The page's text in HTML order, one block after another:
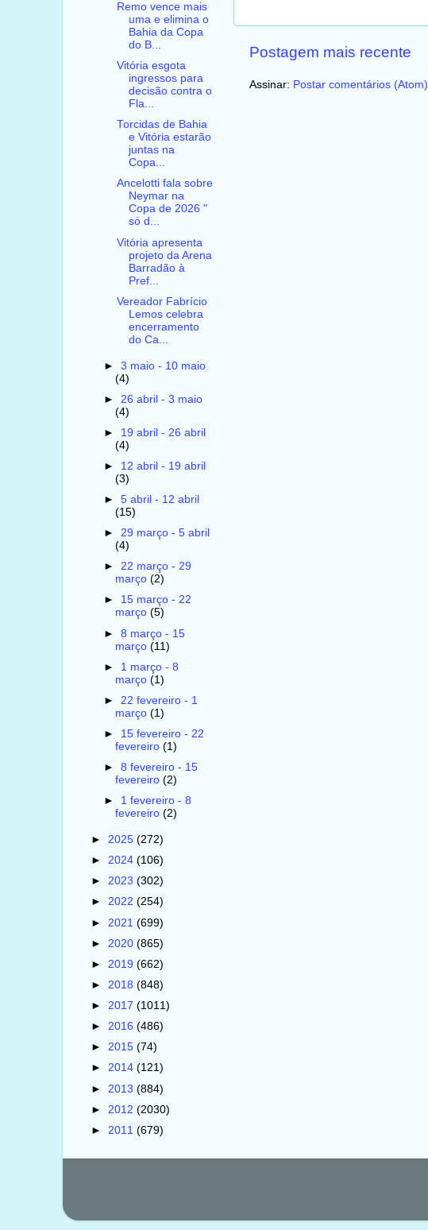
Postagem mais recente
Assinar: Postar comentários (Atom)
Remo vence mais
uma e elimina o
Bahia da Copa
do B...
Vitória esgota
ingressos para
decisão contra o
Fla...
Torcidas de Bahia
e Vitória estarão
juntas na
Copa...
Ancelotti fala sobre
Neymar na
Copa de 2026 "
só d...
Vitória apresenta
projeto da Arena
Barradão à
Pref...
Vereador Fabrício
Lemos celebra
encerramento
do Ca...
► 3 maio - 10 maio
(4)
► 26 abril - 3 maio
(4)
► 19 abril - 26 abril
(4)
► 12 abril - 19 abril
(3)
► 5 abril - 12 abril
(15)
► 29 março - 5 abril
(4)
► 22 março - 29
março (2)
► 15 março - 22
março (5)
► 8 março - 15
março (11)
► 1 março - 8
março (1)
► 22 fevereiro - 1
março (1)
► 15 fevereiro - 22
fevereiro (1)
► 8 fevereiro - 15
fevereiro (2)
► 1 fevereiro - 8
fevereiro (2)
► 2025 (272)
► 2024 (106)
► 2023 (302)
► 2022 (254)
► 2021 (699)
► 2020 (865)
► 2019 (662)
► 2018 (848)
► 2017 (1011)
► 2016 (486)
► 2015 (74)
► 2014 (121)
► 2013 (884)
► 2012 (2030)
► 2011 (679)